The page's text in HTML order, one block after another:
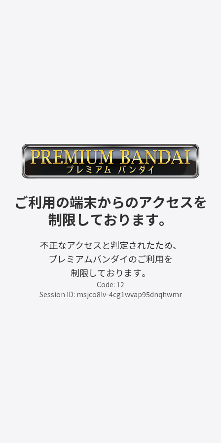
ご利用の端末からのアクセスを
制限しております。
不正なアクセスと判定されたため、
プレミアムバンダイのご利用を
制限しております。
Code: 12
Session ID: msjco8lv-4cg1wvap95dnqhwmr